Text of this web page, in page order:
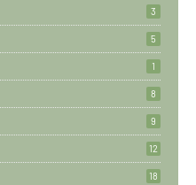
3
5
1
8
9
12
18